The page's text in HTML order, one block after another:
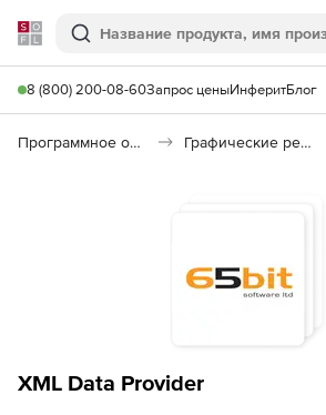
Softline
Поиск
8 (800) 200-08-60Запрос ценыИнферитБлог
Программное обеспечение для графики и дизайна Графические редакторы
XML Data Provider